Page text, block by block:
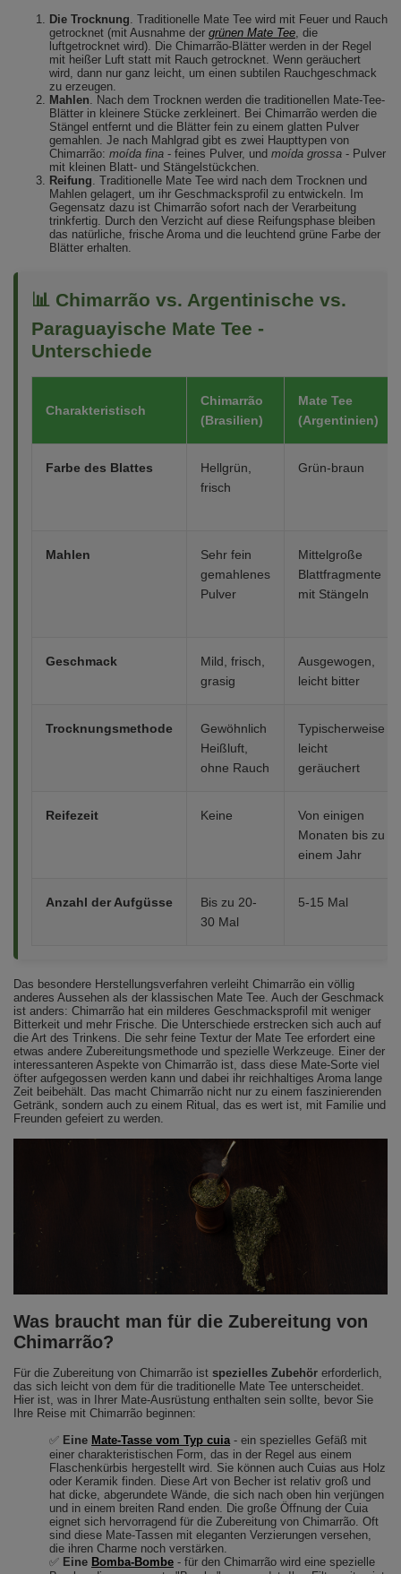
Die Trocknung. Traditionelle Mate Tee wird mit Feuer und Rauch
getrocknet (mit Ausnahme der grünen Mate Tee, die
luftgetrocknet wird). Die Chimarrão-Blätter werden in der Regel
mit heißer Luft statt mit Rauch getrocknet. Wenn geräuchert
wird, dann nur ganz leicht, um einen subtilen Rauchgeschmack
zu erzeugen.
Mahlen. Nach dem Trocknen werden die traditionellen Mate-Tee-
Blätter in kleinere Stücke zerkleinert. Bei Chimarrão werden die
Stängel entfernt und die Blätter fein zu einem glatten Pulver
gemahlen. Je nach Mahlgrad gibt es zwei Haupttypen von
Chimarrão: moída fina - feines Pulver, und moída grossa - Pulver
mit kleinen Blatt- und Stängelstückchen.
Reifung. Traditionelle Mate Tee wird nach dem Trocknen und
Mahlen gelagert, um ihr Geschmacksprofil zu entwickeln. Im
Gegensatz dazu ist Chimarrão sofort nach der Verarbeitung
trinkfertig. Durch den Verzicht auf diese Reifungsphase bleiben
das natürliche, frische Aroma und die leuchtend grüne Farbe der
Blätter erhalten.
📊 Chimarrão vs. Argentinische vs.
Paraguayische Mate Tee -
Unterschiede
Charakteristisch
Chimarrão
(Brasilien)
Mate Tee
(Argentinien)
Farbe des Blattes
Hellgrün,
frisch
Grün-braun
Mahlen
Sehr fein
gemahlenes
Pulver
Mittelgroße
Blattfragmente
mit Stängeln
Geschmack
Mild, frisch,
grasig
Ausgewogen,
leicht bitter
Trocknungsmethode
Gewöhnlich
Heißluft,
ohne Rauch
Typischerweise
leicht
geräuchert
Reifezeit Keine
Von einigen
Monaten bis zu
einem Jahr
Anzahl der Aufgüsse
Bis zu 20-
30 Mal
5-15 Mal
Das besondere Herstellungsverfahren verleiht Chimarrão ein völlig
anderes Aussehen als der klassischen Mate Tee. Auch der Geschmack
ist anders: Chimarrão hat ein milderes Geschmacksprofil mit weniger
Bitterkeit und mehr Frische. Die Unterschiede erstrecken sich auch auf
die Art des Trinkens. Die sehr feine Textur der Mate Tee erfordert eine
etwas andere Zubereitungsmethode und spezielle Werkzeuge. Einer der
interessanteren Aspekte von Chimarrão ist, dass diese Mate-Sorte viel
öfter aufgegossen werden kann und dabei ihr reichhaltiges Aroma lange
Zeit beibehält. Das macht Chimarrão nicht nur zu einem faszinierenden
Getränk, sondern auch zu einem Ritual, das es wert ist, mit Familie und
Freunden gefeiert zu werden.
Was braucht man für die Zubereitung von
Chimarrão?
Für die Zubereitung von Chimarrão ist spezielles Zubehör erforderlich,
das sich leicht von dem für die traditionelle Mate Tee unterscheidet.
Hier ist, was in Ihrer Mate-Ausrüstung enthalten sein sollte, bevor Sie
Ihre Reise mit Chimarrão beginnen:
✅ Eine Mate-Tasse vom Typ cuia- ein spezielles Gefäß mit
einer charakteristischen Form, das in der Regel aus einem
Flaschenkürbis hergestellt wird. Sie können auch Cuias aus Holz
oder Keramik finden. Diese Art von Becher ist relativ groß und
hat dicke, abgerundete Wände, die sich nach oben hin verjüngen
und in einem breiten Rand enden. Die große Öffnung der Cuia
eignet sich hervorragend für die Zubereitung von Chimarrão. Oft
sind diese Mate-Tassen mit eleganten Verzierungen versehen,
die ihren Charme noch verstärken.
✅ Eine Bomba-Bombe - für den Chimarrão wird eine spezielle